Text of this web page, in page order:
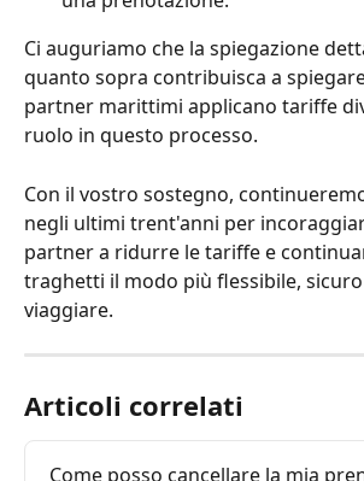
Ci auguriamo che la spiegazione
quanto sopra contribuisca a
partner marittimi applicano tariffe
ruolo in questo processo.
Con il vostro sostegno,
negli ultimi trent'anni per
partner a ridurre le tariffe e
traghetti il modo più flessibile,
viaggiare.
Articoli correlati
Come posso cancellare la mia